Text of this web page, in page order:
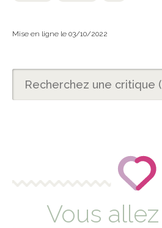
Mise en ligne le 03/10/2022
Vous